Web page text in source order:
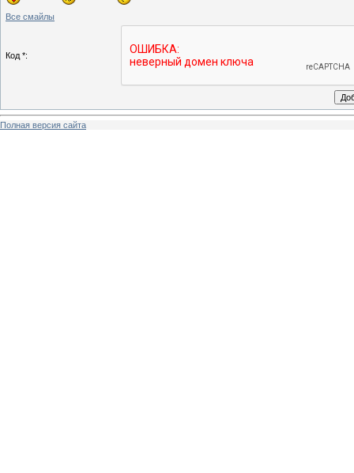
Все смайлы
Код *:
Полная версия сайта